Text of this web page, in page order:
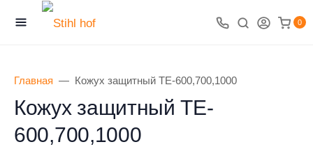
0
Главная Кожух защитный TE-600,700,1000
Кожух защитный TE-
600,700,1000